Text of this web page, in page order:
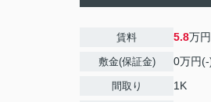
賃料 5.8万円
敷金(保証金) 0万円(-
間取り 1K